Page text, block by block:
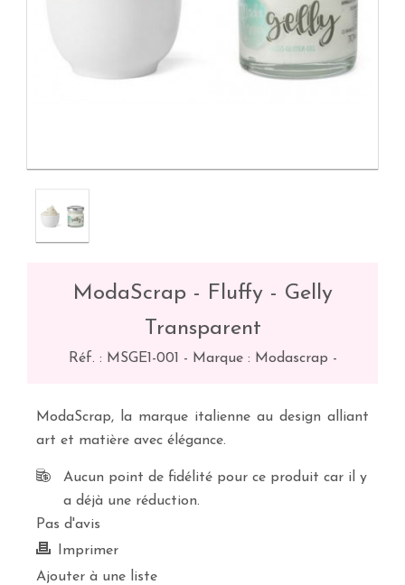
ModaScrap - Fluffy - Gelly
Transparent
Réf. : MSGE1-001 - Marque : Modascrap -
ModaScrap, la marque italienne au design alliant
art et matière avec élégance.
Aucun point de fidélité pour ce produit car il y
a déjà une réduction.
Pas d'avis
Imprimer
Ajouter à une liste